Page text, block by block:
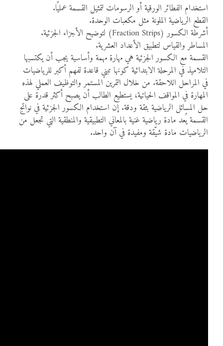
استخدام الفطائر الورقية أو الرسومات لتمثيل القسمة عمليًا.
القطع الرياضية الملونة مثل مكعبات الوحدة.
أشرطة الكسور (Fraction Strips) لتوضيح الأجزاء الجزئية.
المساطر والقياس لتطبيق الأعداد العشرية.
القسمة مع الكسور الجزئية هي مهارة مهمة وأساسية يجب أن يكتسبها
التلاميذ في المرحلة الابتدائية كونها تبني قاعدة لفهم أكبر للرياضيات
في المراحل اللاحقة. من خلال التمرين المستمر والتوظيف العملي لهذه
المهارة في المواقف الحياتية، يستطيع الطالب أن يصبح أكثر قدرة على
حل المسائل الرياضية بثقة ودقة. إن استخدام الكسور الجزئية في نواتج
القسمة يُعد مادة رياضية غنية بالمعاني التطبيقية والمنطقية التي تجعل من
الرياضيات مادة شيّقة ومفيدة في آن واحد.